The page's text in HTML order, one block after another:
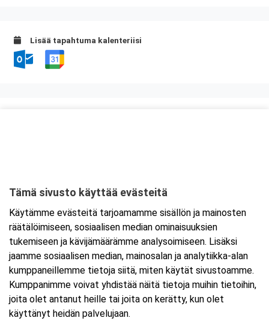
Lisää tapahtuma kalenteriisi
Tarkempi kartta ja ajo-ohjeet
Tämä sivusto käyttää evästeitä
Käytämme evästeitä tarjoamamme sisällön ja mainosten
räätälöimiseen, sosiaalisen median ominaisuuksien
tukemiseen ja kävijämäärämme analysoimiseen. Lisäksi
jaamme sosiaalisen median, mainosalan ja analytiikka-alan
kumppaneillemme tietoja siitä, miten käytät sivustoamme.
Kumppanimme voivat yhdistää näitä tietoja muihin tietoihin,
joita olet antanut heille tai joita on kerätty, kun olet
käyttänyt heidän palvelujaan.